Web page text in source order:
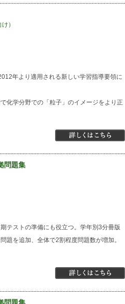
）
年より適用される新しい学習指導要領に
化学分野での「粒子」のイメージをより正
問題集
テストの準備にも役立つ。学年別3分冊版
題を追加、全体で2割程度問題数が増加。